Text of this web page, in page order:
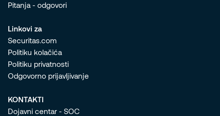
Pitanja - odgovori
Linkovi za
Securitas.com
Politiku kolačića
Politiku privatnosti
Odgovorno prijavljivanje
KONTAKTI
Dojavni centar - SOC